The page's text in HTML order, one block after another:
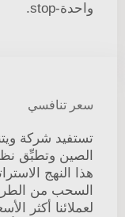
واحدة-stop.
سعر تنافسي
تستفيد شركة
الصين وتطبِّق
هذا النهج
السحب من
لعملائنا أكثر